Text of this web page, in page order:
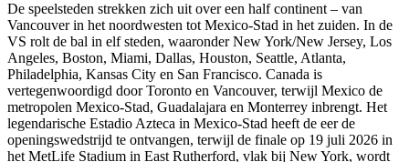
De speelsteden strekken zich uit over een half continent – van
Vancouver in het noordwesten tot Mexico-Stad in het zuiden. In de
VS rolt de bal in elf steden, waaronder New York/New Jersey, Los
Angeles, Boston, Miami, Dallas, Houston, Seattle, Atlanta,
Philadelphia, Kansas City en San Francisco. Canada is
vertegenwoordigd door Toronto en Vancouver, terwijl Mexico de
metropolen Mexico-Stad, Guadalajara en Monterrey inbrengt. Het
legendarische Estadio Azteca in Mexico-Stad heeft de eer de
openingswedstrijd te ontvangen, terwijl de finale op 19 juli 2026 in
het MetLife Stadium in East Rutherford, vlak bij New York, wordt